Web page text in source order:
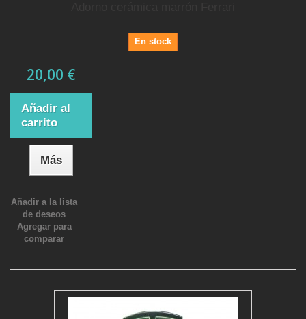
En stock
20,00 €
Añadir al
carrito
Más
Añadir a la lista
de deseos
Agregar para
comparar